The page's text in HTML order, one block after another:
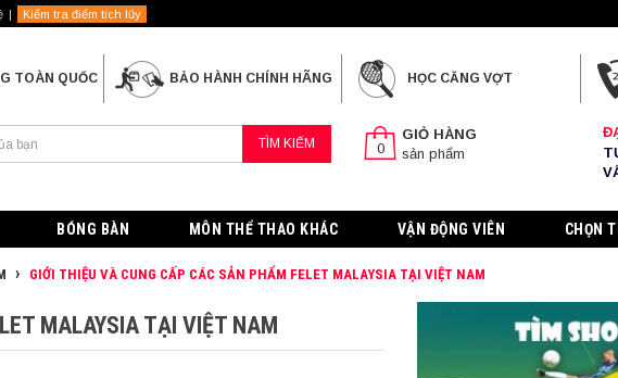
Kiểm tra điểm tích lũy
TOÀN QUỐC BẢO HÀNH CHÍNH HÃNG HỌC CĂNG VỢT
TÌM KIẾM 0
GIỎ HÀNG
sản phẩm
BÓNG BÀN MÔN THỂ THAO KHÁC VẬN ĐỘNG VIÊN CHỌN
GIỚI THIỆU VÀ CUNG CẤP CÁC SẢN PHẨM FELET MALAYSIA TẠI VIỆT NAM
MALAYSIA TẠI VIỆT NAM